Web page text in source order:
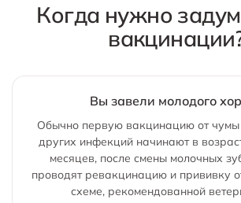
Когда нужно
Вы завели молодого
Обычно первую вакцинацию от чумы
других инфекций начинают в
месяцев, после смены молочных
проводят ревакцинацию и прививку
схеме, рекомендованной